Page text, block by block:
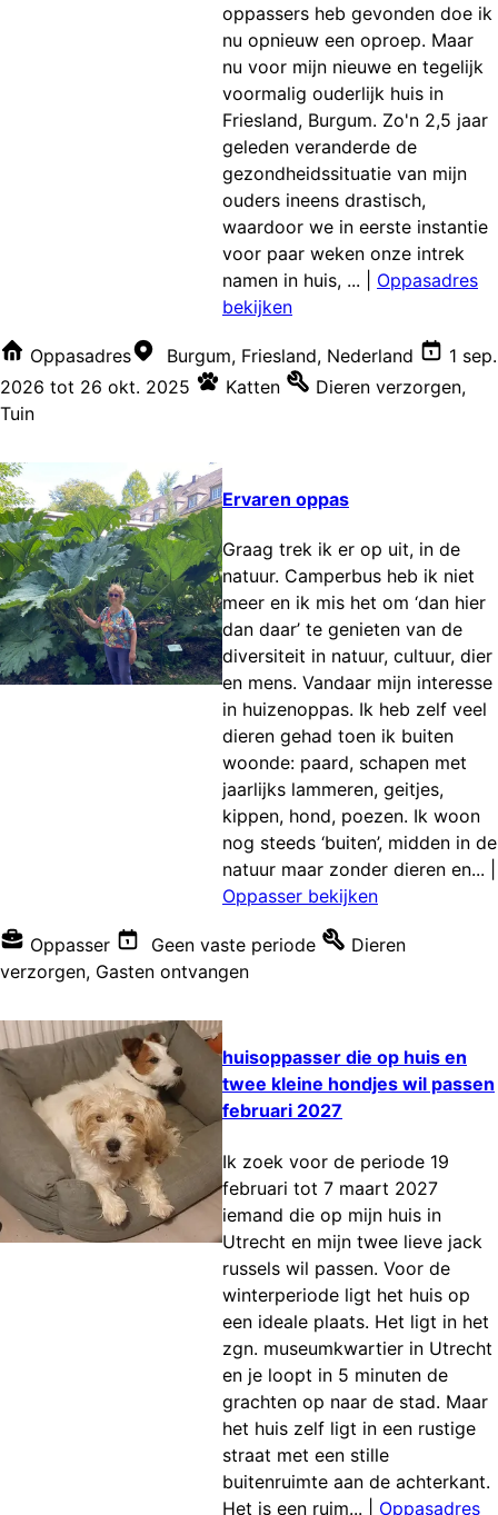
oppassers heb gevonden doe ik
nu opnieuw een oproep. Maar
nu voor mijn nieuwe en tegelijk
voormalig ouderlijk huis in
Friesland, Burgum. Zo'n 2,5 jaar
geleden veranderde de
gezondheidssituatie van mijn
ouders ineens drastisch,
waardoor we in eerste instantie
voor paar weken onze intrek
namen in huis, ...
Oppasadres
bekijken
Oppasadres Burgum, Friesland, Nederland
1 sep.
2026 tot 26 okt. 2025 Katten Dieren verzorgen,
Tuin
Ervaren oppas
Graag trek ik er op uit, in de
natuur. Camperbus heb ik niet
meer en ik mis het om ‘dan hier
dan daar’ te genieten van de
diversiteit in natuur, cultuur, dier
en mens. Vandaar mijn interesse
in huizenoppas. Ik heb zelf veel
dieren gehad toen ik buiten
woonde: paard, schapen met
jaarlijks lammeren, geitjes,
kippen, hond, poezen. Ik woon
nog steeds ‘buiten’, midden in de
natuur maar zonder dieren en...
Oppasser bekijken
Oppasser Geen vaste periode
Dieren
verzorgen, Gasten ontvangen
huisoppasser die op huis en
twee kleine hondjes wil passen
februari 2027
Ik zoek voor de periode 19
februari tot 7 maart 2027
iemand die op mijn huis in
Utrecht en mijn twee lieve jack
russels wil passen. Voor de
winterperiode ligt het huis op
een ideale plaats. Het ligt in het
zgn. museumkwartier in Utrecht
en je loopt in 5 minuten de
grachten op naar de stad. Maar
het huis zelf ligt in een rustige
straat met een stille
buitenruimte aan de achterkant.
Het is een ruim...
Oppasadres